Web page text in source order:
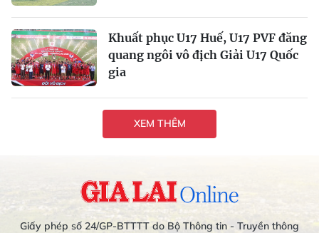
Khuất phục U17 Huế, U17 PVF đăng
quang ngôi vô địch Giải U17 Quốc
gia
XEM THÊM
Giấy phép số 24/GP-BTTTT do Bộ Thông tin - Truyền thông